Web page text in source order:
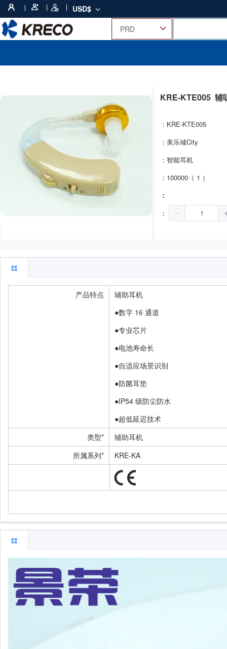
USD$
KRE-KTE005 辅
：KRE-KTE005
：美乐城City
：智能耳机
：100000（ 1 ）
：
：
产品特点
辅助耳机
●数字 16 通道
●专业芯片
●电池寿命长
●自适应场景识别
●防菌耳垫
●IP54 级防尘防水
●超低延迟技术
类型*
辅助耳机
所属系列*
KRE-KA